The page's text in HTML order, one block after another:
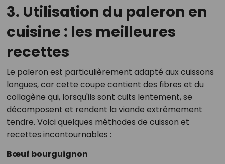
3. Utilisation du paleron en
cuisine : les meilleures
recettes
Le paleron est particulièrement adapté aux cuissons
longues, car cette coupe contient des fibres et du
collagène qui, lorsqu'ils sont cuits lentement, se
décomposent et rendent la viande extrêmement
tendre. Voici quelques méthodes de cuisson et
recettes incontournables :
Bœuf bourguignon